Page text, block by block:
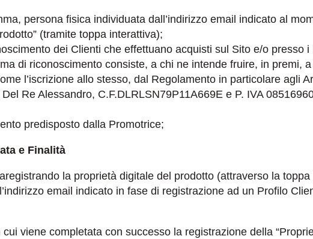
persona fisica individuata dall’indirizzo email indicato al
(tramite toppa interattiva);
dei Clienti che effettuano acquisti sul Sito e/o presso i
di riconoscimento consiste, a chi ne intende fruire, in premi,
l’iscrizione allo stesso, dal Regolamento in particolare agli
Re Alessandro, C.F.DLRLSN79P11A669E e P. IVA
predisposto dalla Promotrice;
e Finalità
la proprietà digitale del prodotto (attraverso la
email indicato in fase di registrazione ad un Profilo
viene completata con successo la registrazione della